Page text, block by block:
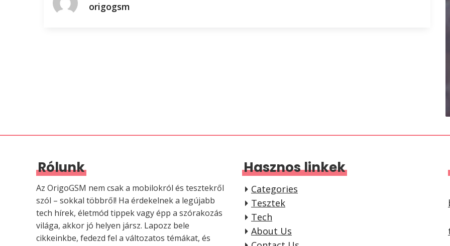
origogsm
Rólunk
Az OrigoGSM nem csak a mobilokról és tesztekről
szól – sokkal többről! Ha érdekelnek a legújabb
tech hírek, életmód tippek vagy épp a szórakozás
világa, akkor jó helyen jársz. Lapozz bele
cikkeinkbe, fedezd fel a változatos témákat, és
Hasznos linkek
Categories
Tesztek
Tech
About Us